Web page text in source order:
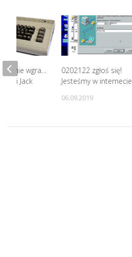
0202122 zgłoś się!
Jesteśmy w internecie
06.09.2019
nie wgra…
i Jack